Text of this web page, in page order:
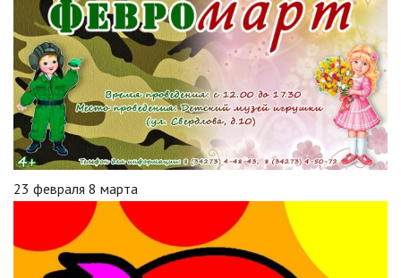
23 февраля 8 марта